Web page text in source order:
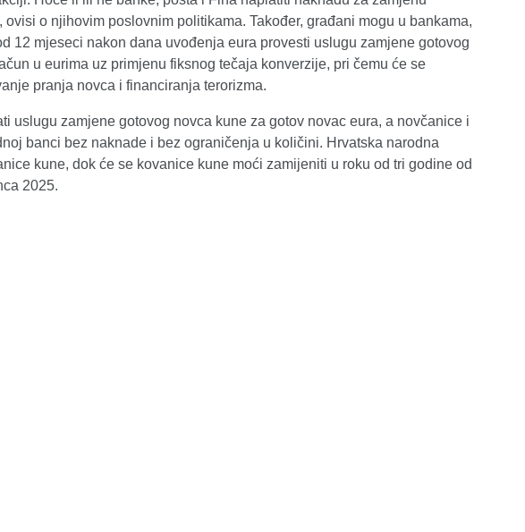
o njihovim poslovnim politikama. Također, građani mogu u bankama,
12 mjeseci nakon dana uvođenja eura provesti uslugu zamjene gotovog
u eurima uz primjenu fiksnog tečaja konverzije, pri čemu će se
pranja novca i financiranja terorizma.
uslugu zamjene gotovog novca kune za gotov novac eura, a novčanice i
banci bez naknade i bez ograničenja u količini. Hrvatska narodna
kune, dok će se kovanice kune moći zamijeniti u roku od tri godine od
2025.